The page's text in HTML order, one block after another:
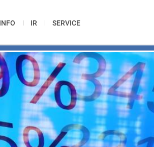
INFO IR SERVICE